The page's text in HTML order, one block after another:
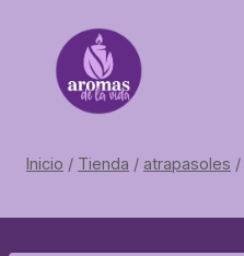
contenido
Inicio / Tienda / atrapasoles /